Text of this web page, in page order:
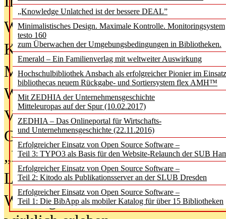
„Knowledge Unlatched ist der bessere DEAL”
Minimalistisches Design. Maximale Kontrolle. Monitoringsystem
testo 160
zum Überwachen der Umgebungsbedingungen in Bibliotheken.
Emerald – Ein Familienverlag mit weltweiter Auswirkung
Hochschulbibliothek Ansbach als erfolgreicher Pionier im
bibliothecas neuem Rückgabe- und Sortiersystem flex AMH™
Mit ZEDHIA der Unternehmensgeschichte
Mitteleuropas auf der Spur (10.02.2017)
ZEDHIA – Das Onlineportal für Wirtschafts-
und Unternehmensgeschichte (22.11.2016)
Erfolgreicher Einsatz von Open Source Software –
Teil 3: TYPO3 als Basis für den Website-Relaunch der SUB
Erfolgreicher Einsatz von Open Source Software –
Teil 2: Kitodo als Publikationsserver an der SLUB Dresden
Erfolgreicher Einsatz von Open Source Software –
Teil 1: Die BibApp als mobiler Katalog für über 15 Bibliotheken
Was Hochschul­bibliotheken von
Kinder in der digitalen Welt
Metadaten als Infrastruktur
Wenn Bots katalogisieren
Von Abschlusskleidern bis
Geisterjagd-Ausrüstung in der
„Library of Things“ unterwegs
Lesen als Infrastrukturaufgabe
Wie Jugendliche Social Media